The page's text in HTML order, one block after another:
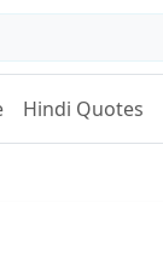
Hindi Quotes